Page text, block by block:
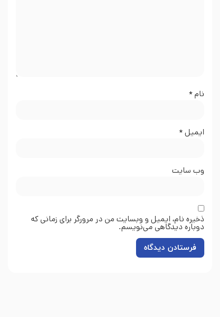
نام*
ایمیل*
وب‌ سایت
ذخیره نام، ایمیل و وبسایت من در مرورگر برای زمانی که
دوباره دیدگاهی می‌نویسم.